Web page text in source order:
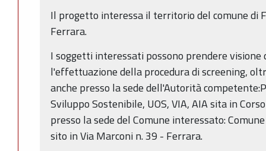
Il progetto interessa il territorio del comune di
Ferrara.
I soggetti interessati possono prendere
l'effettuazione della procedura di screening,
anche presso la sede dell'Autorità
Sviluppo Sostenibile, UOS, VIA, AIA sita in
presso la sede del Comune interessato:
sito in Via Marconi n. 39 - Ferrara.